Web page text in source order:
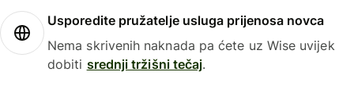
Usporedite pružatelje usluga prijenosa novca
Nema skrivenih naknada pa ćete uz Wise uvijek
dobiti srednji tržišni tečaj.